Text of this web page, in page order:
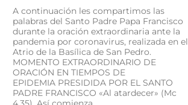
A continuación les compartimos las
palabras del Santo Padre Papa Francisco
durante la oración extraordinaria ante la
pandemia por coronavirus, realizada en el
Atrio de la Basílica de San Pedro.
MOMENTO EXTRAORDINARIO DE
ORACIÓN EN TIEMPOS DE
EPIDEMIA PRESIDIDA POR EL SANTO
PADRE FRANCISCO «Al atardecer» (Mc
4,35). Así comienza